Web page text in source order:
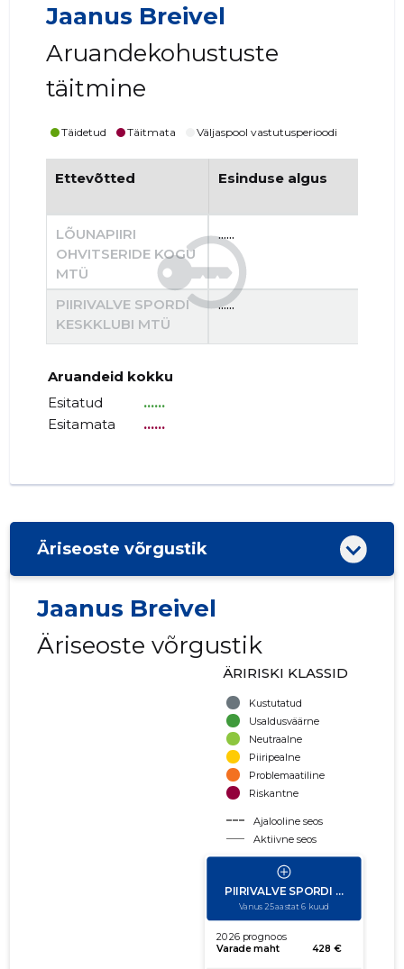
Jaanus Breivel
Aruandekohustuste
täitmine
Täidetud Täitmata Väljaspool vastutusperioodi
Ettevõtted Esinduse algus
LÕUNAPIIRI
OHVITSERIDE KOGU
MTÜ
......
PIIRIVALVE SPORDI
KESKKLUBI MTÜ
......
Aruandeid kokku
Esitatud
......
Esitamata
......
Äriseoste võrgustik
Jaanus Breivel
Äriseoste võrgustik
ÄRIRISKI KLASSID
Kustutatud
Usaldusväärne
Neutraalne
Piiripealne
Problemaatiline
Riskantne
Ajalooline seos
Aktiivne seos
käibe suurus
võla suurus
Seoste laiendamine